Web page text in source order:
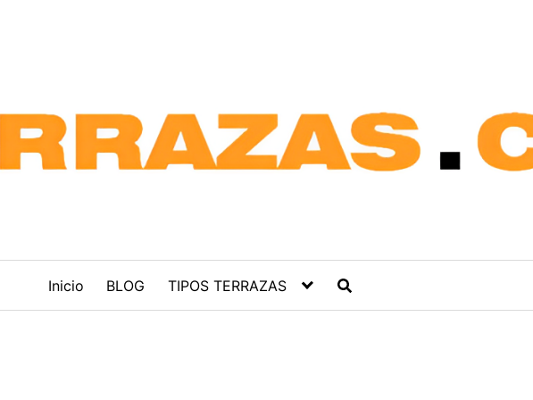
Inicio BLOG TIPOS TERRAZAS